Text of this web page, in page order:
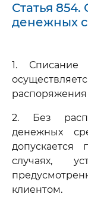
Статья
денежных
1. Списание
распоряжения
2. Без
денежных
случаях,
клиентом.